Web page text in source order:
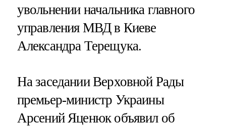
увольнении начальника главного
управления МВД в Киеве
Александра Терещука.
На заседании Верховной Рады
премьер-министр Украины
Арсений Яценюк объявил об